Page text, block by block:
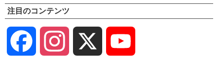
注目のコンテンツ
Facebook Instagram